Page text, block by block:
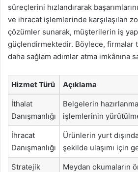
süreçlerini hızlandırarak
ve ihracat işlemlerinde karşılaşılan
çözümler sunarak, müşterilerin iş
güçlendirmektedir. Böylece, firmalar
daha sağlam adımlar atma imkânına
Hizmet Türü Açıklama
İthalat
Danışmanlığı
Belgelerin
işlemlerinin
İhracat
Danışmanlığı
Ürünlerin yurt
şekilde ulaşımı için
Stratejik
Meydan okumaların